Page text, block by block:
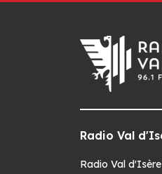
Radio Val
Radio Val